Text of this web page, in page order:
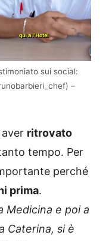
sui social:
–
ritrovato
tempo. Per
perché
prima.
Medicina e poi a
Caterina, si è